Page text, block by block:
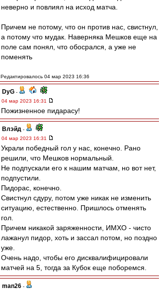
неверно и повлиял на исход матча.
Причем не потому, что он против нас, свистнул,
а потому что мудак. Наверняка Мешков еще на
поле сам понял, что обосрался, а уже не
поменять
Редактировалось 04 мар 2023 16:36
DyG -
04 мар 2023 16:31
Пожизненное пидарасу!
Влэйд -
04 мар 2023 16:31
Украли победный гол у нас, конечно. Рано
решили, что Мешков нормальный.
Не подпускали его к нашим матчам, но вот нет,
подпустили.
Пидорас, конечно.
Свистнул сдуру, потом уже никак не изменить
ситуацию, естественно. Пришлось отменять
гол.
Причем никакой заряженности, ИМХО - чисто
лажанул пидор, хоть и зассал потом, но поздно
уже.
Очень надо, чтобы его дисквалифицировали
матчей на 5, тогда за Кубок еще поборемся.
man26 -